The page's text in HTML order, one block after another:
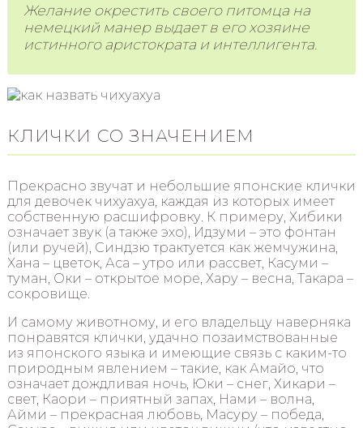
Желание окрестить своего питомца на
немецкий манер выдает в его хозяине
истинного аристократа и интеллигента.
КЛИЧКИ СО ЗНАЧЕНИЕМ
Прекрасно звучат и небольшие японские клички
для девочек чихуахуа, каждая из которых имеет
собственную расшифровку. К примеру, Хибики
означает звук (а также эхо), Идзуми – это фонтан
(или ручей), Синдзю трактуется как жемчужина,
Хана – цветок, Аса – утро или рассвет, Касуми –
туман, Оки – открытое море, Хару – весна, Такара –
сокровище.
И самому животному, и его владельцу наверняка
понравятся клички, удачно позаимствованные
из японского языка и имеющие связь с каким-то
природным явлением – такие, как Амайо, что
означает дождливая ночь, Юки – снег, Хикари –
свет, Каори – приятный запах, Нами – волна,
Айми – прекрасная любовь, Масуру – победа,